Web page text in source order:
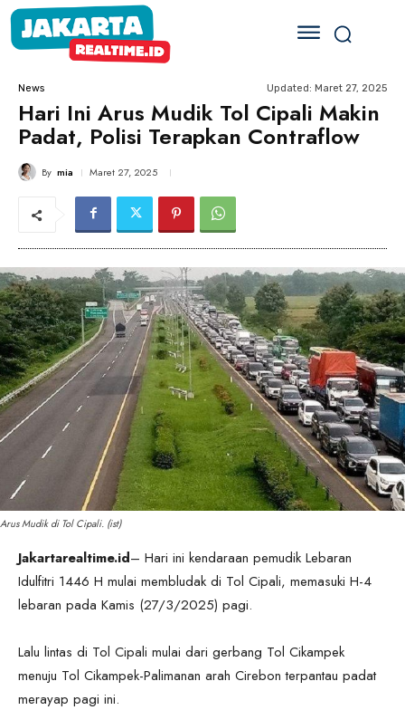
News Updated: Maret 27, 2025
Hari Ini Arus Mudik Tol Cipali Makin
Padat, Polisi Terapkan Contraflow
By mia Maret 27, 2025
Arus Mudik di Tol Cipali. (ist)
Jakartarealtime.id– Hari ini kendaraan pemudik Lebaran
Idulfitri 1446 H mulai membludak di Tol Cipali, memasuki H-4
lebaran pada Kamis (27/3/2025) pagi.
Lalu lintas di Tol Cipali mulai dari gerbang Tol Cikampek
menuju Tol Cikampek-Palimanan arah Cirebon terpantau padat
merayap pagi ini.